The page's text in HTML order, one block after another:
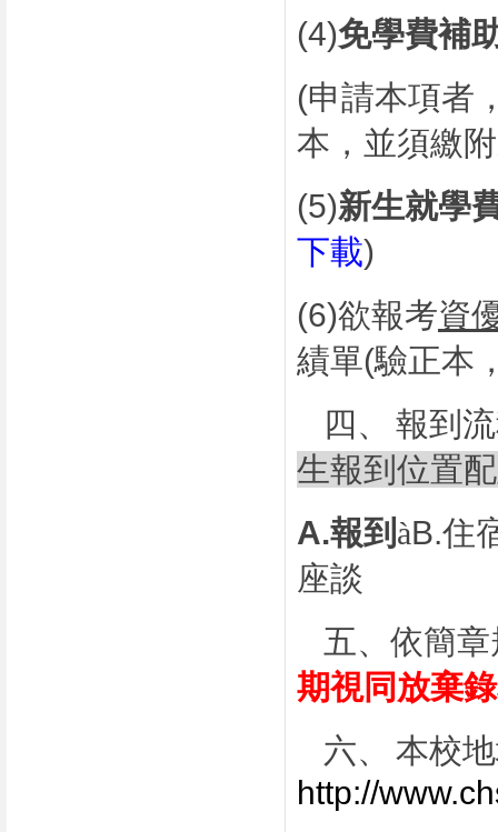
(4)免學費補
(申請本項者
本，並須繳
(5)新生就學
下載)
(6)欲報考資
績單(驗正本
四、
報到
生報到位置
A.報到 àB.住
座談
五、 依簡
期視同放棄
六、
本校
http://